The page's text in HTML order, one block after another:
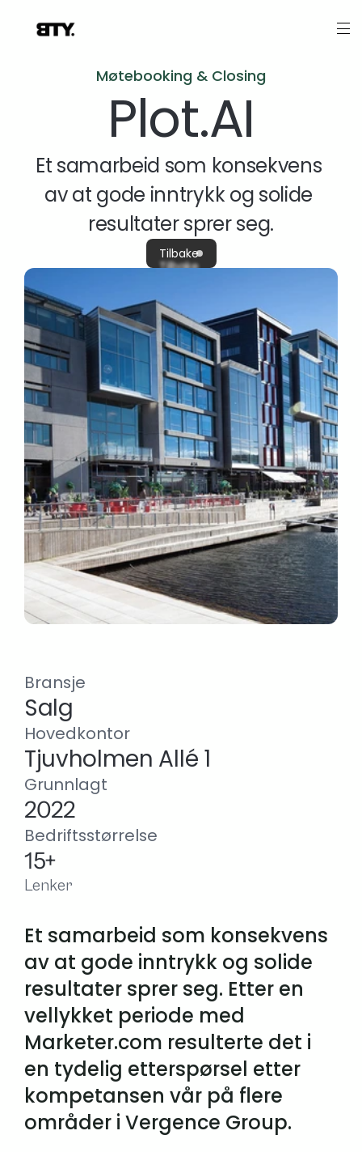
Møtebooking & Closing
Plot.AI
Et samarbeid som konsekvens
av at gode inntrykk og solide
resultater sprer seg.
Tilbake
Tilbake
Bransje
Salg
Hovedkontor
Tjuvholmen Allé 1
Grunnlagt
2022
Bedriftsstørrelse
15+
Lenker
Et samarbeid som konsekvens
av at gode inntrykk og solide
resultater sprer seg. Etter en
vellykket periode med
Marketer.com resulterte det i
en tydelig etterspørsel etter
kompetansen vår på flere
områder i Vergence Group.